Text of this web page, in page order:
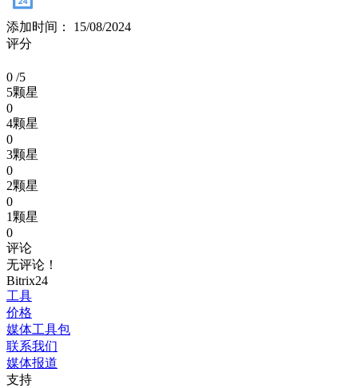
添加时间： 15/08/2024
评分
0 /5
5颗星
0
4颗星
0
3颗星
0
2颗星
0
1颗星
0
评论
无评论！
Bitrix24
工具
价格
媒体工具包
联系我们
媒体报道
支持